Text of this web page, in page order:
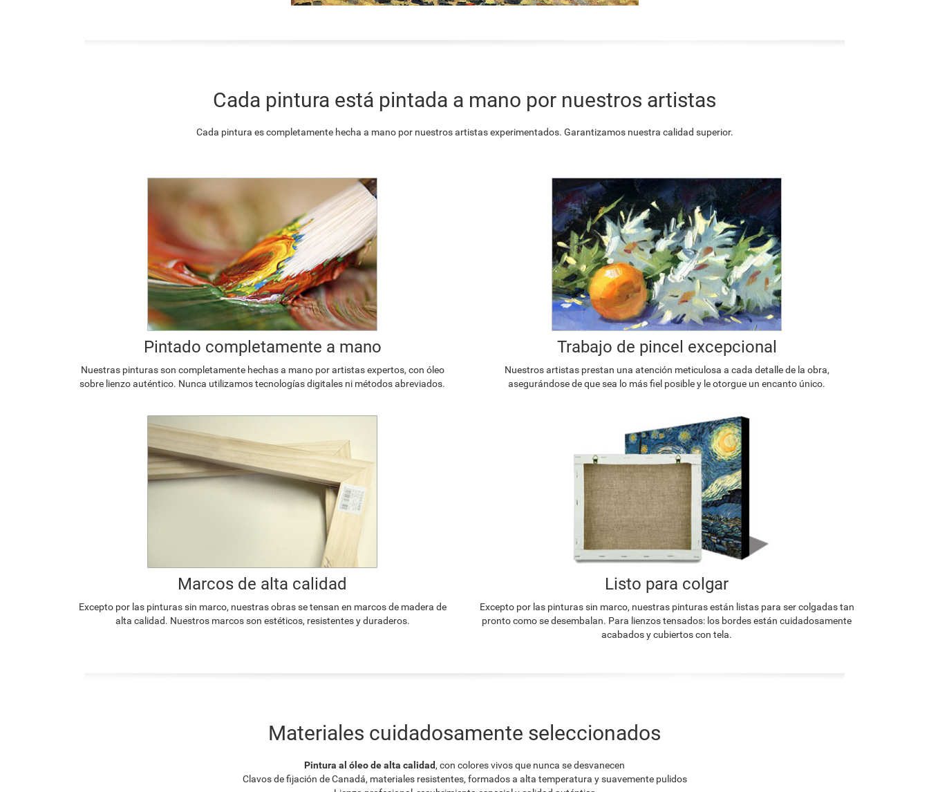
Cada pintura está pintada a mano por nuestros artistas
Cada pintura es completamente hecha a mano por nuestros artistas experimentados. Garantizamos nuestra calidad superior.
Pintado completamente a mano
Nuestras pinturas son completamente hechas a mano por artistas expertos, con óleo
sobre lienzo auténtico. Nunca utilizamos tecnologías digitales ni métodos abreviados.
Trabajo de pincel excepcional
Nuestros artistas prestan una atención meticulosa a cada detalle de la obra,
asegurándose de que sea lo más fiel posible y le otorgue un encanto único.
Marcos de alta calidad
Excepto por las pinturas sin marco, nuestras obras se tensan en marcos de madera de
alta calidad. Nuestros marcos son estéticos, resistentes y duraderos.
Listo para colgar
Excepto por las pinturas sin marco, nuestras pinturas están listas para ser colgadas tan
pronto como se desembalan. Para lienzos tensados: los bordes están cuidadosamente
acabados y cubiertos con tela.
Materiales cuidadosamente seleccionados
Pintura al óleo de alta calidad, con colores vivos que nunca se desvanecen
Clavos de fijación de Canadá, materiales resistentes, formados a alta temperatura y suavemente pulidos